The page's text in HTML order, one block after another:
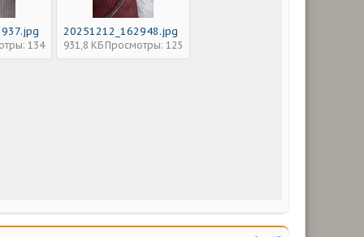
134
20251212_162948.jpg
931,8 КБ Просмотры: 125